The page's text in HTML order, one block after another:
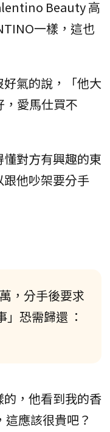
Beauty 高
一樣，這也
好氣的說，「他大
，愛馬仕買不
懂對方有興趣的東
他吵架要分手
，分手後要求
」恐需歸還 ：
，他看到我的香
應該很貴吧？